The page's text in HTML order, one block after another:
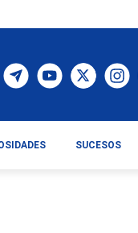
SUCESOS